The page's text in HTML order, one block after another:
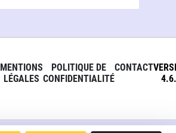
MENTIONS
LÉGALES
POLITIQUE DE
CONFIDENTIALITÉ
CONTACT